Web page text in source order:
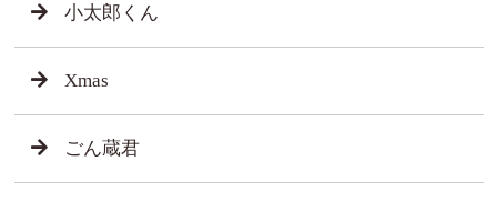
小太郎くん
Xmas
ごん蔵君